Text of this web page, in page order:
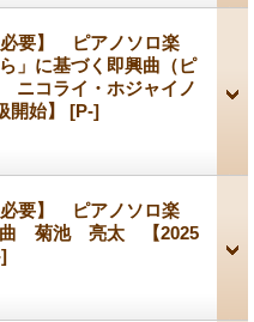
必要】 ピアノソロ楽
」に基づく即興曲（ピ
ニコライ・ホジャイノ
開始】 [P-]
必要】 ピアノソロ楽
曲 菊池 亮太 【2025